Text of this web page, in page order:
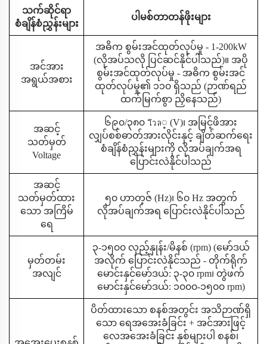
သက်ဆိုင်ရာ
စံချိန်စံညွှန်းများ
ပါမစ်တာတန်ဖိုးများ
အင်အား
အရွယ်အစား
အဓိက စွမ်းအင်ထုတ်လုပ်မှု - 1-200kW
(လိုအပ်သလို ပြင်ဆင်နိုင်ပါသည်)။ အပို
စွမ်းအင်ထုတ်လုပ်မှု - အဓိက စွမ်းအင်
ထုတ်လုပ်မှု၏ ၁၁၀ ရှိသည် (ဉာဏ်ရည်
ထက်မြက်စွာ ညှိနေသည်)
အဆင့်
သတ်မှတ်
Voltage
၆၉၀/၃၈၀ โวล့ (V)၊ အမြင့်ဖိအား
လျှပ်စစ်ဓာတ်အားလိုင်းနှင့် ချိတ်ဆက်ရေး
စံချိန်စံညွှန်းများကို လိုအပ်ချက်အရ
ပြောင်းလဲနိုင်ပါသည်
အဆင့်
သတ်မှတ်ထား
သော အကြိမ်
ရေ
၅၀ ဟာတ့ဇ် (Hz)၊ ၆၀ Hz အတွက်
လိုအပ်ချက်အရ ပြောင်းလဲနိုင်ပါသည်
မှတ်တမ်း
အလျင်
၃-၁၅၀၀ လှည့်နှုန်း/မိနစ် (rpm) (မော်ဒယ်
အလိုက် ပြောင်းလဲနိုင်သည် - တိုက်ရိုက်
မောင်းနှင်မော်ဒယ်: ၃-၃၀ rpm၊ တွဲဖက်
မောင်းနှင်မော်ဒယ်: ၁၀၀၀-၁၅၀၀ rpm)
ပိတ်ထားသော စနစ်အတွင်း အသိဉာဏ်ရှိ
သော ရေအအေးခံခြင်း + အင်အားဖြင့်
လေအအေးခံခြင်း နှစ်များပါ စနစ်၊